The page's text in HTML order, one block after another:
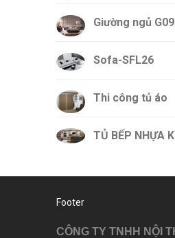
Giường ngủ G09
Sofa-SFL26
Thi công tủ áo
TỦ BẾP NHỰA
Footer
CÔNG TY TNHH NỘI